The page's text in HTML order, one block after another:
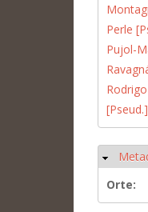
Perle
Pujol-
Orte: